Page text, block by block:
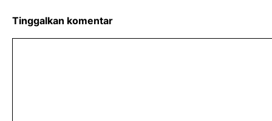
Tinggalkan komentar